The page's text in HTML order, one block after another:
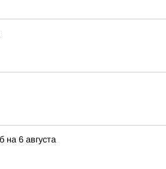
на 6 августа